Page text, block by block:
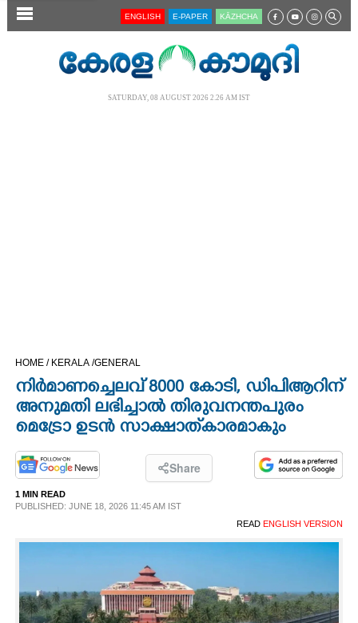
SECTIONS
OPINION
PHOTOS
LIFESTYLE
INFO+
ENGLISH E-PAPER KĀZHCHA
SATURDAY, 08 AUGUST 2026 2.26 AM IST
HOME / KERALA /GENERAL
നിർമാണച്ചെലവ് 8000 കോടി, ഡിപിആറിന്
അനുമതി ലഭിച്ചാൽ തിരുവനന്തപുരം
മെട്രോ ഉടൻ സാക്ഷാത്‌കാരമാകും
Share
1 MIN READ
PUBLISHED: JUNE 18, 2026 11:45 AM IST
READ ENGLISH VERSION